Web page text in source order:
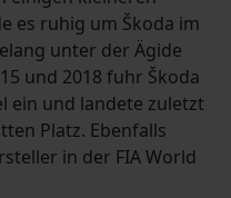
es ruhig um Škoda im
unter der Ägide
und 2018 fuhr Škoda
ein und landete zuletzt
Platz. Ebenfalls
in der FIA World